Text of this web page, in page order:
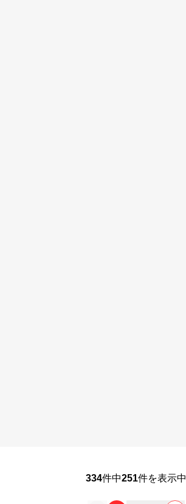
334件中251件を表示中